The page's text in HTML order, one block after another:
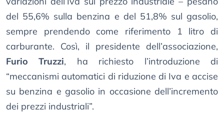
del 55,6% sulla benzina e del 51,8% sul gasolio,
sempre prendendo come riferimento 1 litro di
carburante. Così, il presidente dell’associazione,
Furio Truzzi, ha richiesto l’introduzione di
“meccanismi automatici di riduzione di Iva e accise
su benzina e gasolio in occasione dell’incremento
dei prezzi industriali”.